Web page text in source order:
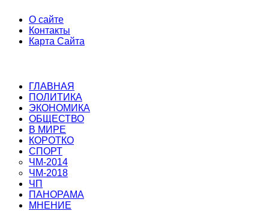
О сайте
Контакты
Карта Сайта
ГЛАВНАЯ
ПОЛИТИКА
ЭКОНОМИКА
ОБЩЕСТВО
В МИРЕ
КОРОТКО
СПОРТ
ЧМ-2014
ЧМ-2018
ЧП
ПАНОРАМА
МНЕНИЕ